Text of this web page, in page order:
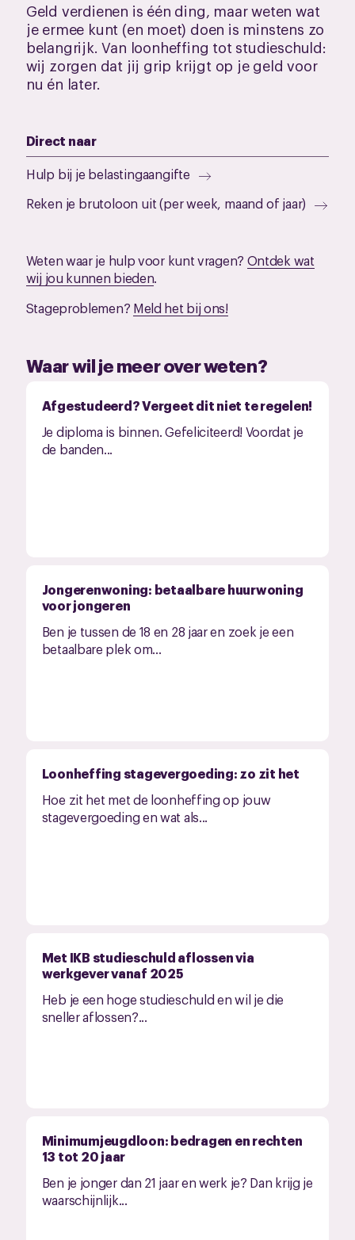
Geld verdienen is één ding, maar weten wat
je ermee kunt (en moet) doen is minstens zo
belangrijk. Van loonheffing tot studieschuld:
wij zorgen dat jij grip krijgt op je geld voor
nu én later.
Direct naar
Hulp bij je belastingaangifte
Reken je brutoloon uit (per week, maand of jaar)
Weten waar je hulp voor kunt vragen? Ontdek wat
wij jou kunnen bieden.
Stageproblemen? Meld het bij ons!
Waar wil je meer over weten?
Afgestudeerd? Vergeet dit niet te regelen!
Je diploma is binnen. Gefeliciteerd! Voordat je
de banden...
Jongerenwoning: betaalbare huurwoning
voor jongeren
Ben je tussen de 18 en 28 jaar en zoek je een
betaalbare plek om...
Loonheffing stagevergoeding: zo zit het
Hoe zit het met de loonheffing op jouw
stagevergoeding en wat als...
Met IKB studieschuld aflossen via
werkgever vanaf 2025
Heb je een hoge studieschuld en wil je die
sneller aflossen?...
Minimumjeugdloon: bedragen en rechten
13 tot 20 jaar
Ben je jonger dan 21 jaar en werk je? Dan krijg je
waarschijnlijk...